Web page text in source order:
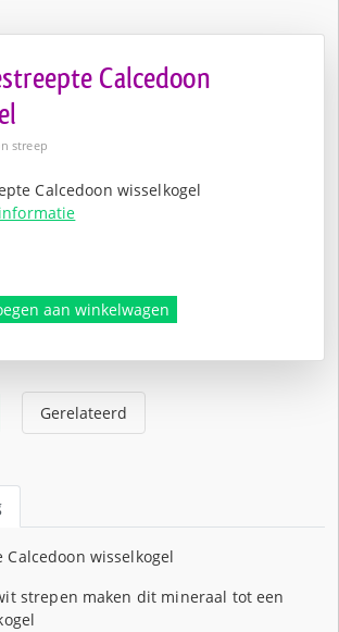
Calcedoon
streep
Calcedoon wisselkogel
aan winkelwagen
Gerelateerd
Calcedoon wisselkogel
strepen maken dit mineraal tot een